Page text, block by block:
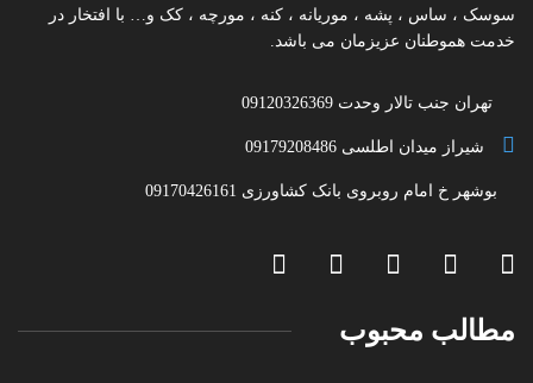
سوسک ، ساس ، پشه ، موریانه ، کنه ، مورچه ، کک و… با افتخار در
خدمت هموطنان عزیزمان می باشد.
تهران جنب تالار وحدت 09120326369
شیراز میدان اطلسی 09179208486
بوشهر خ امام روبروی بانک کشاورزی 09170426161
مطالب محبوب